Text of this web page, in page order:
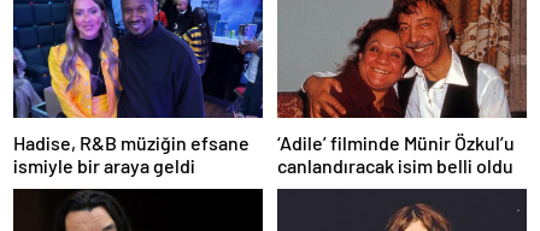
Hadise, R&B müziğin efsane
ismiyle bir araya geldi
‘Adile’ filminde Münir Özkul’u
canlandıracak isim belli oldu